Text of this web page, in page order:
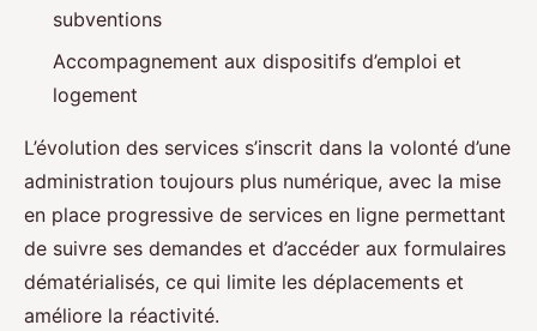
subventions
Accompagnement aux dispositifs d’emploi et
logement
L’évolution des services s’inscrit dans la volonté d’une
administration toujours plus numérique, avec la mise
en place progressive de services en ligne permettant
de suivre ses demandes et d’accéder aux formulaires
dématérialisés, ce qui limite les déplacements et
améliore la réactivité.